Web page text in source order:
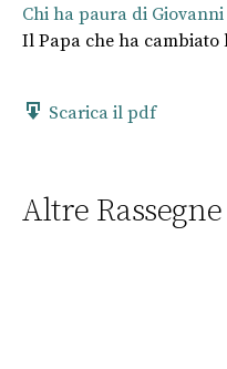
Chi ha paura di
Il Papa che ha
Scarica il pdf
Altre Rassegne